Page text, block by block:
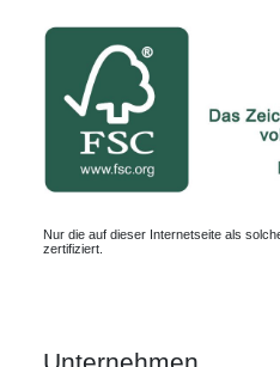
Nur die auf dieser Internetseite als
zertifiziert.
Unternehmen